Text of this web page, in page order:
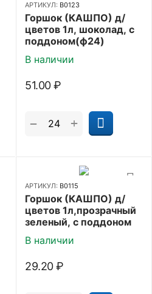
АРТИКУЛ: В0123
Горшок (КАШПО) д/
цветов 1л, шоколад, с
поддоном(ф24)
В наличии
51.00 ₽
+
−
АРТИКУЛ: В0115
Горшок (КАШПО) д/
цветов 1л,прозрачный
зеленый, с поддоном
В наличии
29.20 ₽